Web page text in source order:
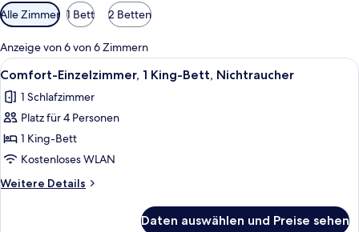
Verfügbare
Filter
für
Zimmer
Alle Zimmer 1 Bett 2 Betten
Anzeige von 6 von 6 Zimmern
Alle
Fotos
für
Comfort-
Einzelzimmer,
1 King-
Bett,
Nichtraucher
Ein Hotelzimmer mit Bett, zwei
5
Comfort-Einzelzimmer, 1 King-Bett, Nichtraucher
1 Schlafzimmer
Platz für 4 Personen
1 King-Bett
Kostenloses WLAN
Weitere Details
Weitere
Daten auswählen und Preise sehen